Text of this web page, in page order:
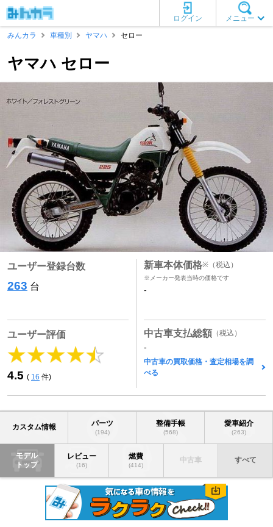
メニュー
ログイン
みんカラ
車種別 ヤマハ セロー
ヤマハ セロー
ユーザー登録台数
263 台
ユーザー評価
4.5 ( 16 件)
新車本体価格※ （税込）
※メーカー発表当時の価格です
-
中古車支払総額 （税込）
-
中古車の買取価格・査定相場を調
べる
カスタム情報 パーツ
(194)
整備手帳
(568)
愛車紹介
(263)
モデル
トップ
レビュー
(16)
燃費
(414)
中古車 すべて